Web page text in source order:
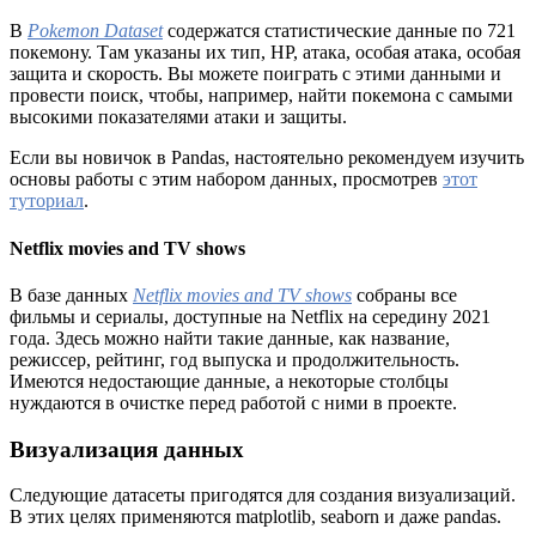
В Pokemon Datasetсодержатся статистические данные по 721
покемону. Там указаны их тип, HP, атака, особая атака, особая
защита и скорость. Вы можете поиграть с этими данными и
провести поиск, чтобы, например, найти покемона с самыми
высокими показателями атаки и защиты.
Если вы новичок в Pandas, настоятельно рекомендуем изучить
основы работы с этим набором данных, просмотрев этот
туториал.
Netflix movies and TV shows
В базе данных Netflix movies and TV shows собраны все
фильмы и сериалы, доступные на Netflix на середину 2021
года. Здесь можно найти такие данные, как название,
режиссер, рейтинг, год выпуска и продолжительность.
Имеются недостающие данные, а некоторые столбцы
нуждаются в очистке перед работой с ними в проекте.
Визуализация данных
Следующие датасеты пригодятся для создания визуализаций.
В этих целях применяются matplotlib, seaborn и даже pandas.